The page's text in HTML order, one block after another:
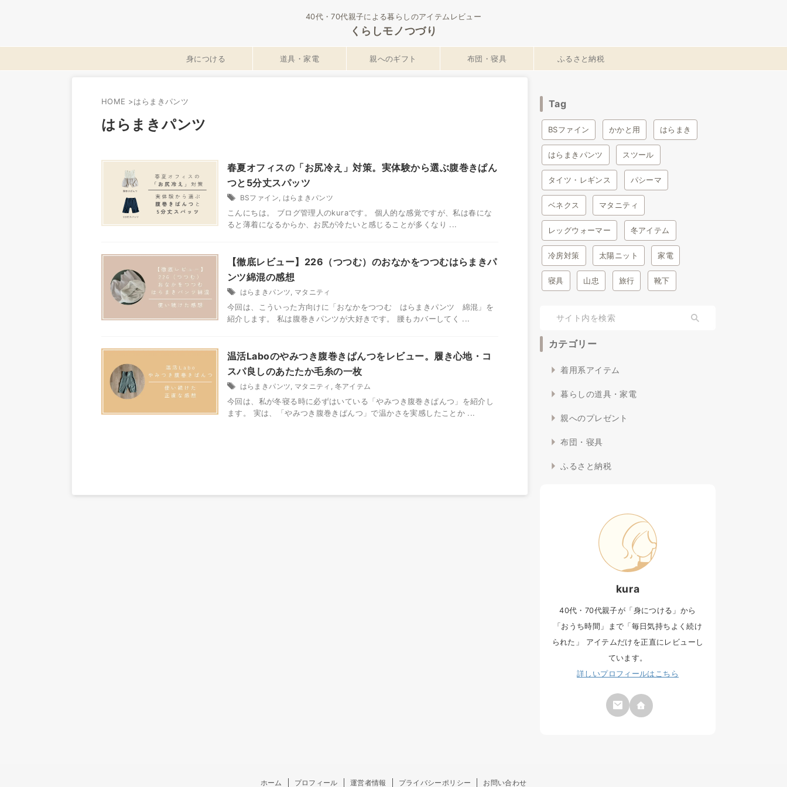
40代・70代親子による暮らしのアイテムレビュー
くらしモノつづり
身につける 道具・家電 親へのギフト 布団・寝具 ふるさと納税
HOME >はらまきパンツ
はらまきパンツ
春夏オフィスの「お尻冷え」対策。実体験から選ぶ腹巻きぱん
つと5分丈スパッツ
BSファイン, はらまきパンツ
こんにちは。 ブログ管理人のkuraです。 個人的な感覚ですが、私は春にな
ると薄着になるからか、お尻が冷たいと感じることが多くなり ...
【徹底レビュー】226（つつむ）のおなかをつつむはらまきパ
ンツ綿混の感想
はらまきパンツ, マタニティ
今回は、こういった方向けに「おなかをつつむ はらまきパンツ 綿混」を
紹介します。 私は腹巻きパンツが大好きです。 腰もカバーしてく ...
温活Laboのやみつき腹巻きぱんつをレビュー。履き心地・コ
スパ良しのあたたか毛糸の一枚
はらまきパンツ, マタニティ , 冬アイテム
今回は、私が冬寝る時に必ずはいている「やみつき腹巻きぱんつ」を紹介し
ます。 実は、「やみつき腹巻きぱんつ」で温かさを実感したことか ...
Tag
BSファイン かかと用 はらまき
はらまきパンツ スツール
タイツ・レギンス パシーマ
ベネクス マタニティ
レッグウォーマー 冬アイテム
冷房対策 太陽ニット 家電
寝具 山忠 旅行 靴下
カテゴリー
着用系アイテム
暮らしの道具・家電
親へのプレゼント
布団・寝具
ふるさと納税
kura
40代・70代親子が「身につける」から
「おうち時間」まで「毎日気持ちよく続け
られた」 アイテムだけを正直にレビューし
ています。
詳しいプロフィールはこちら
ホーム プロフィール 運営者情報 プライバシーポリシー お問い合わせ